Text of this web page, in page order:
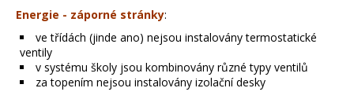
Energie - záporné stránky:
ve třídách (jinde ano) nejsou instalovány termostatické
ventily
v systému školy jsou kombinovány různé typy ventilů
za topením nejsou instalovány izolační desky